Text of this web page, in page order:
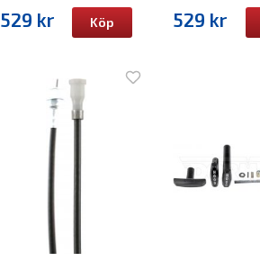
529 kr Köp 529 kr